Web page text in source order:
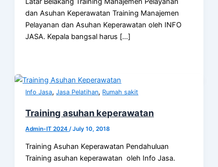
dan Asuhan Keperawatan Training Manajemen
Pelayanan dan Asuhan Keperawatan oleh INFO
JASA. Kepala bangsal harus […]
Info Jasa,Jasa Pelatihan, Rumah sakit
Training asuhan keperawatan
Admin-IT 2024/July 10, 2018
Training Asuhan Keperawatan Pendahuluan
Training asuhan keperawatan oleh Info Jasa.